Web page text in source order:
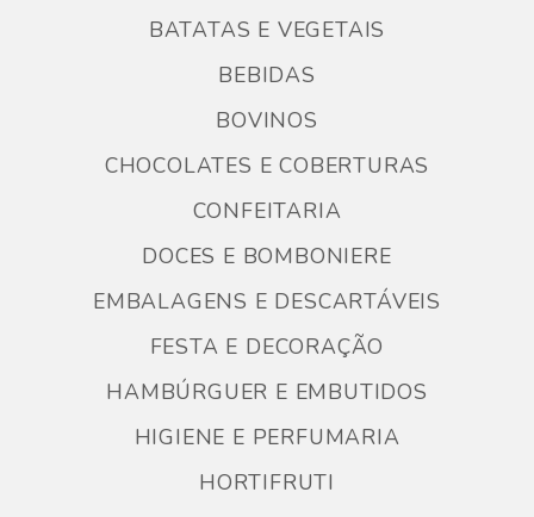
BATATAS E VEGETAIS
BEBIDAS
BOVINOS
CHOCOLATES E COBERTURAS
CONFEITARIA
DOCES E BOMBONIERE
EMBALAGENS E DESCARTÁVEIS
FESTA E DECORAÇÃO
HAMBÚRGUER E EMBUTIDOS
HIGIENE E PERFUMARIA
HORTIFRUTI